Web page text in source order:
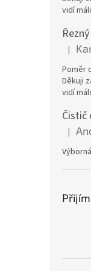
vidí
|
Poměr
Děkuji
vidí
Čistič
|